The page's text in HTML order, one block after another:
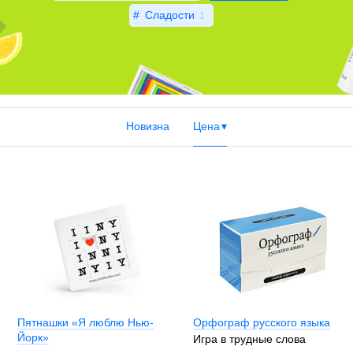
Сладости 1
Новизна Цена
Пятнашки «Я люблю Нью-
Йорк»
Орфограф русского языка
Игра в трудные слова